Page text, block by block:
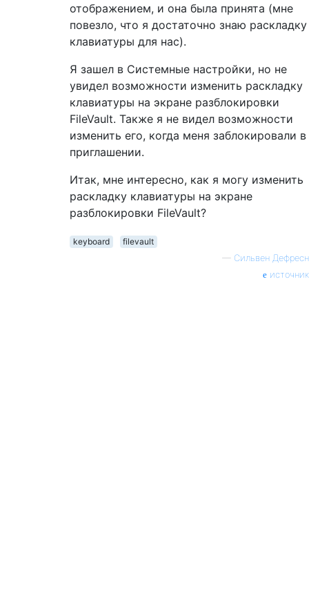
отображением, и она была принята (мне
повезло, что я достаточно знаю раскладку
клавиатуры для нас).
Я зашел в Системные настройки, но не
увидел возможности изменить раскладку
клавиатуры на экране разблокировки
FileVault. Также я не видел возможности
изменить его, когда меня заблокировали в
приглашении.
Итак, мне интересно, как я могу изменить
раскладку клавиатуры на экране
разблокировки FileVault?
keyboard
filevault
— Сильвен Дефресн
источник